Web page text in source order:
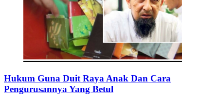
Hukum Guna Duit Raya Anak Dan Cara
Pengurusannya Yang Betul